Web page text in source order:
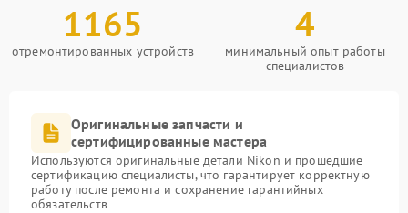
1165
отремонтированных устройств
4
минимальный опыт работы
специалистов
Оригинальные запчасти и
сертифицированные мастера
Используются оригинальные детали Nikon и прошедшие
сертификацию специалисты, что гарантирует корректную
работу после ремонта и сохранение гарантийных
обязательств